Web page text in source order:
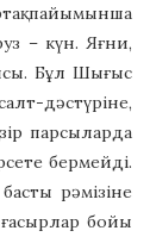
пайымынша
– күн. Яғни,
Бұл Шығыс
дәстүріне,
парсыларда
бермейді.
рәмізіне
ғасырлар бойы